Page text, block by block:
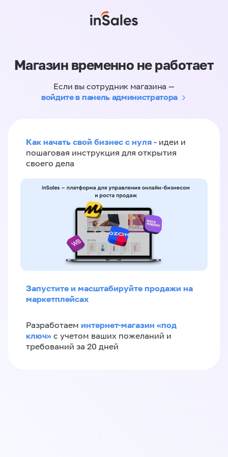
Магазин временно не работает
Если вы сотрудник магазина —
войдите в панель администратора
Как начать свой бизнес с нуля - идеи и
пошаговая инструкция для открытия
своего дела
Запустите и масштабируйте продажи на
маркетплейсах
Разработаем интернет-магазин «‎под
ключ»‎ с учетом ваших пожеланий и
требований за 20 дней